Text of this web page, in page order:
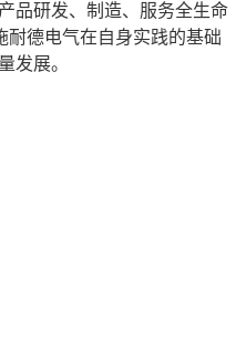
品研发、制造、服务全生命
耐德电气在自身实践的基础
发展。